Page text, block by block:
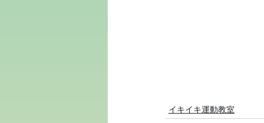
イキイキ運動教室